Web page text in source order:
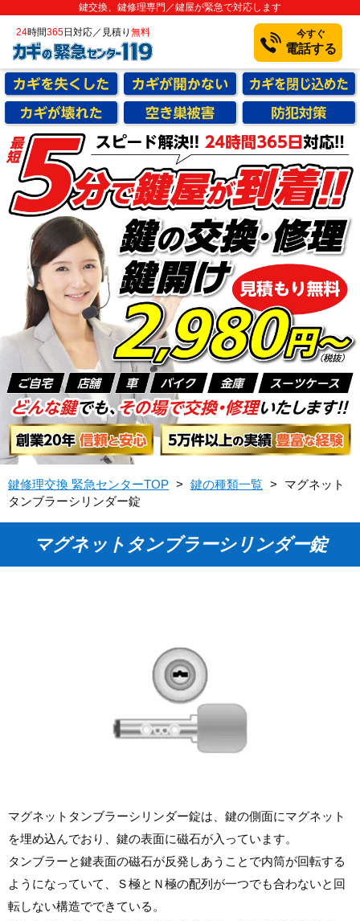
鍵交換、鍵修理専門／鍵屋が緊急で対応します
24時間365日対応／見積り 無料 今すぐ
電話する
鍵修理交換 緊急センターTOP > 鍵の種類一覧 >
マグネット
タンブラーシリンダー錠
マグネットタンブラーシリンダー錠
マグネットタンブラーシリンダー錠は、鍵の側面にマグネット
を埋め込んでおり、鍵の表面に磁石が入っています。
タンブラーと鍵表面の磁石が反発しあうことで内筒が回転する
ようになっていて、Ｓ極とＮ極の配列が一つでも合わないと回
転しない構造でできている。